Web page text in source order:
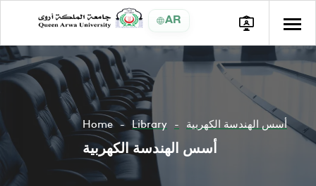
AR
Home Library أسس الهندسة الكهربية
أسس الهندسة الكهربية